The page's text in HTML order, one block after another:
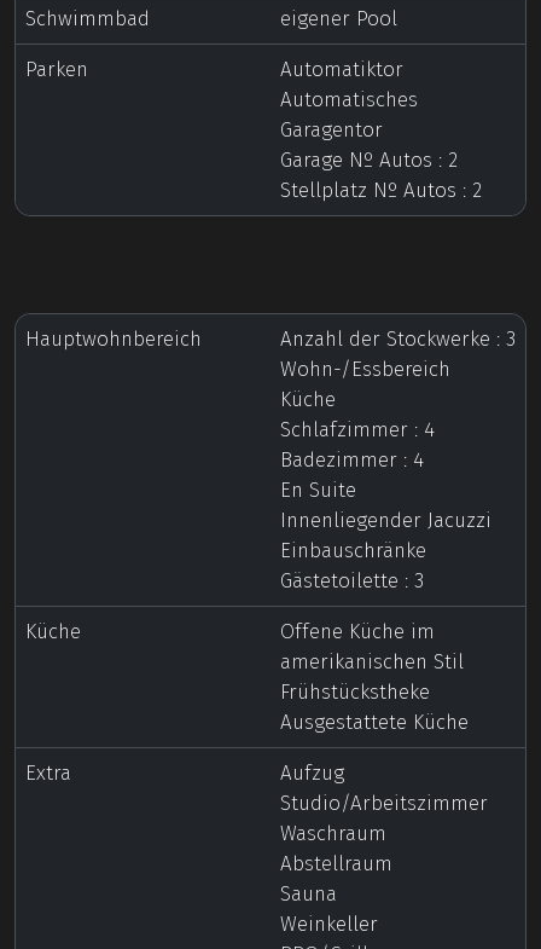
Schwimmbad
eigener Pool
Parken
Automatiktor
Automatisches
Garagentor
Garage Nº Autos : 2
Stellplatz Nº Autos : 2
Hauptwohnbereich
Anzahl der Stockwerke : 3
Wohn-/Essbereich
Küche
Schlafzimmer : 4
Badezimmer : 4
En Suite
Innenliegender Jacuzzi
Einbauschränke
Gästetoilette : 3
Küche
Offene Küche im
amerikanischen Stil
Frühstückstheke
Ausgestattete Küche
Extra
Aufzug
Studio/Arbeitszimmer
Waschraum
Abstellraum
Sauna
Weinkeller